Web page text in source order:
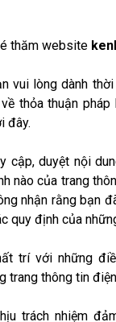
thăm website
vui lòng dành
thỏa thuận
đây.
cập, duyệt nội
nào của trang
nhận rằng bạn
quy định của
trí với những
trang thông tin
trách nhiệm